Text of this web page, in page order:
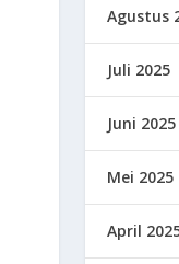
Agustus
Juli 2025
Juni 2025
Mei 2025
April